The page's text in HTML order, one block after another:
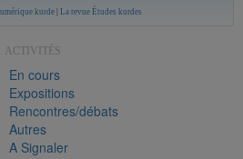
kurde| La revue Études kurdes
ACTIVITÉS
En cours
Expositions
Rencontres/débats
Autres
A Signaler